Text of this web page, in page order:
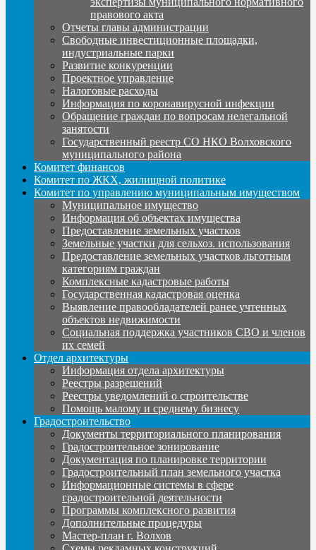
правового акта
Отчеты главы администрации
Свободные инвестиционные площадки,
индустриальные парки
Развитие конкуренции
Проектное управление
Налоговые расходы
Информация по коронавирусной инфекции
Обращение граждан по вопросам нелегальной
занятости
Государственный реестр СО НКО Волховского
муниципального района
Комитет финансов
Комитет по ЖКХ, жилищной политике
Комитет по управлению муниципальным имуществом
Муниципальное имущество
Информация об объектах имущества
Предоставление земельных участков
Земельные участки для сельхоз. использования
Предоставление земельных участков льготным
категориям граждан
Комплексные кадастровые работы
Государственная кадастровая оценка
Выявление правообладателей ранее учтенных
объектов недвижимости
Социальная поддержка участников СВО и членов
их семей
Отдел архитектуры
Информация отдела архитектуры
Реестры разрешений
Реестры уведомлений о строительстве
Помощь малому и среднему бизнесу
Градостроительство
Документы территориального планирования
Градостроительное зонирование
Документация по планировке территории
Градостроительный план земельного участка
Информационные системы в сфере
градостроительной деятельности
Программы комплексного развития
Дополнительные процедуры
Мастер-план г. Волхов